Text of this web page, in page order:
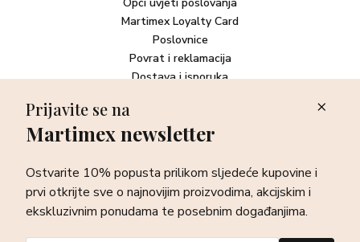
Martimex Loyalty Card
Poslovnice
Povrat i reklamacija
Dostava i isporuka
Newsletter
sve o najnovijim proizvodima, akcijskim i ekskluzivnim
ponudama te posebnim događanjima.
Prijava
Prijavite se na
Martimex newsletter
Ostvarite 10% popusta prilikom sljedeće kupovine i
prvi otkrijte sve o najnovijim proizvodima, akcijskim i
ekskluzivnim ponudama te posebnim događanjima.